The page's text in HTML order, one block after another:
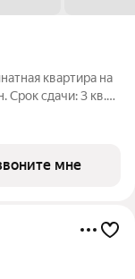
квартира на
Срок сдачи: 3 кв.
создан в
мне